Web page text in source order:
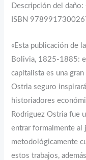
Descripción del
ISBN
«Esta publicación de
Bolivia, 1825-1885:
capitalista es una
Ostria seguro
historiadores
Rodriguez Ostria fue
entrar formalmente al
metodológicamente
estos trabajos,